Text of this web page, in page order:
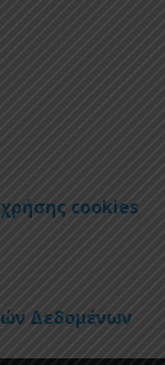
cookies
Δεδομένων